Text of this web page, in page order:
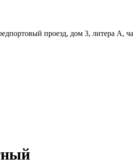
проезд, дом 3, литера А,